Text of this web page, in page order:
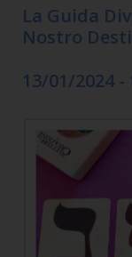
La Guida
Nostro
13/01/2024